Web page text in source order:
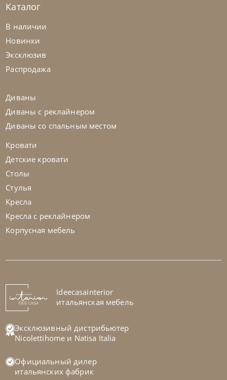
Каталог
В наличии
Новинки
Эксклюзив
Распродажа
Диваны
Диваны с реклайнером
Диваны со спальным местом
Кровати
Детские кровати
Столы
Стулья
Кресла
Кресла с реклайнером
Корпусная мебель
Ideecasainterior
итальянская мебель
Эксклюзивный дистрибьютер
Nicolettihome и Natisa Italia
Официальный дилер
итальянских фабрик